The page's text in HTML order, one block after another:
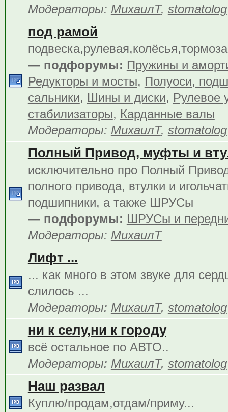
Модераторы: МихаилТ, stomatolog
под рамой
— подфорумы: Пружины и
Редукторы и мосты, Полуоси,
сальники, Шины и диски, Рулевое
стабилизаторы, Карданные валы
Модераторы: МихаилТ, stomatolog
Полный Привод, муфты и
исключительно про Полный
полного привода, втулки и
подшипники, а также ШРУСы
— подфорумы: ШРУСы и
Модераторы: МихаилТ
Лифт ...
... как много в этом звуке для
слилось ...
Модераторы: МихаилТ, stomatolog
ни к селу,ни к городу
всё остальное по АВТО..
Модераторы: МихаилТ, stomatolog
Наш развал
Куплю/продам,отдам/приму...